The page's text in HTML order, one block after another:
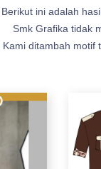
d
s
n
Berikut ini adalah
Smk Grafika tidak
Kami ditambah motif